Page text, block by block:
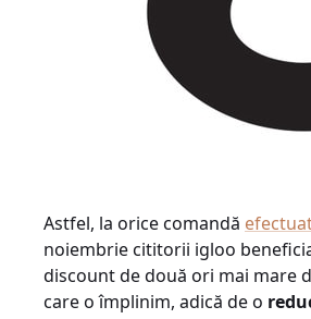
Astfel, la orice comandă
noiembrie cititorii igloo
discount de două ori mai mare
care o împlinim, adică de o